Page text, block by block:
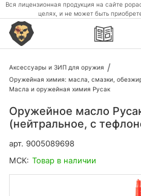
Вся лицензионная продукция на сайте
целях, и не может быть
Аксессуары и ЗИП для оружия
Оружейная химия: масла, смазки,
Масла и оружейная химия Русак
Оружейное масло
(нейтральное, с
арт. 9005089698
МСК: Товар в наличии